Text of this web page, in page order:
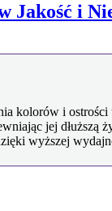
Jakość i
kolorów i ostrości
jej dłuższą
wyższej